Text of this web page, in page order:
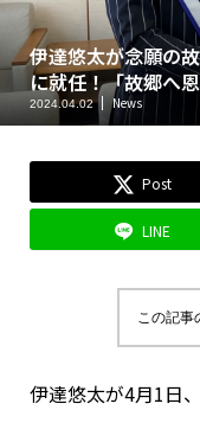
伊達悠太が念願の
に就任！「故郷へ
2024.04.02 News
Post
LINE
この記事
伊達悠太が4月1日